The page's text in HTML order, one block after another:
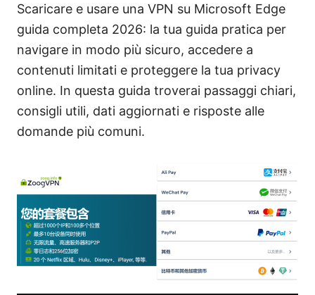
Scaricare e usare una VPN su Microsoft Edge
guida completa 2026: la tua guida pratica per
navigare in modo più sicuro, accedere a
contenuti limitati e proteggere la tua privacy
online. In questa guida troverai passaggi chiari,
consigli utili, dati aggiornati e risposte alle
domande più comuni.